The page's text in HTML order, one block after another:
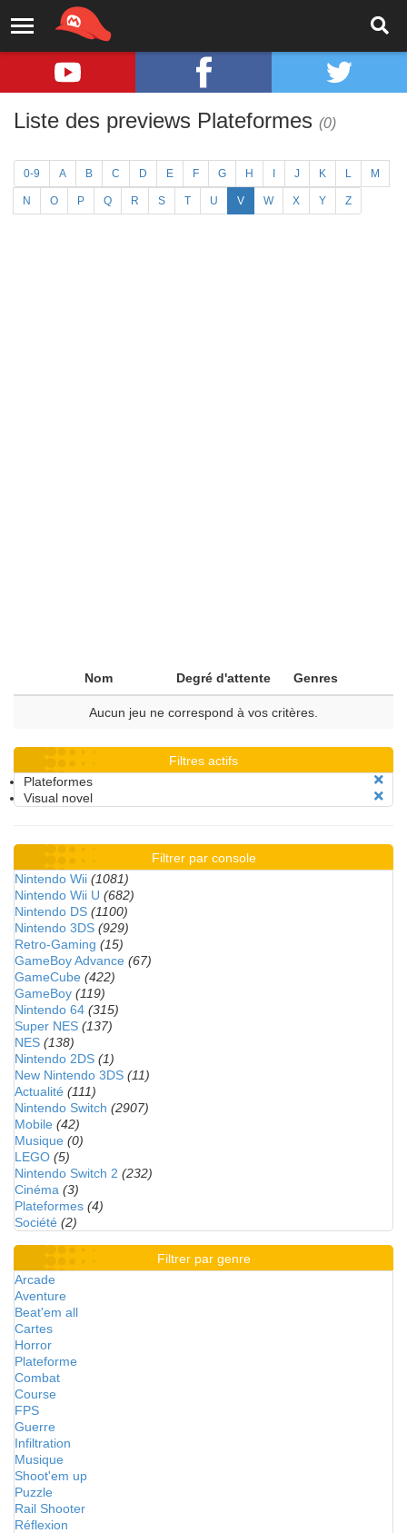
Liste des previews Plateformes (0)
0-9 A B C D E F G H J K L M
N O P Q R S T U V W X Y Z
Nom Degré d'attente Genres
Aucun jeu ne correspond à vos critères.
Filtres actifs
Plateformes
Visual novel
Filtrer par console
Nintendo Wii (1081)
Nintendo Wii U (682)
Nintendo DS (1100)
Nintendo 3DS (929)
Retro-Gaming (15)
GameBoy Advance (67)
GameCube (422)
GameBoy (119)
Nintendo 64 (315)
Super NES (137)
NES (138)
Nintendo 2DS (1)
New Nintendo 3DS (11)
Actualité (111)
Nintendo Switch (2907)
Mobile (42)
Musique (0)
LEGO (5)
Nintendo Switch 2 (232)
Cinéma (3)
Plateformes (4)
Société (2)
Filtrer par genre
Arcade
Aventure
Beat'em all
Cartes
Horror
Plateforme
Combat
Course
FPS
Guerre
Infiltration
Musique
Shoot'em up
Puzzle
Rail Shooter
Réflexion